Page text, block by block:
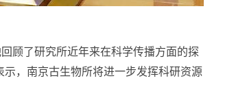
顾了研究所近年来在科学传播方面的探
，南京古生物所将进一步发挥科研资源